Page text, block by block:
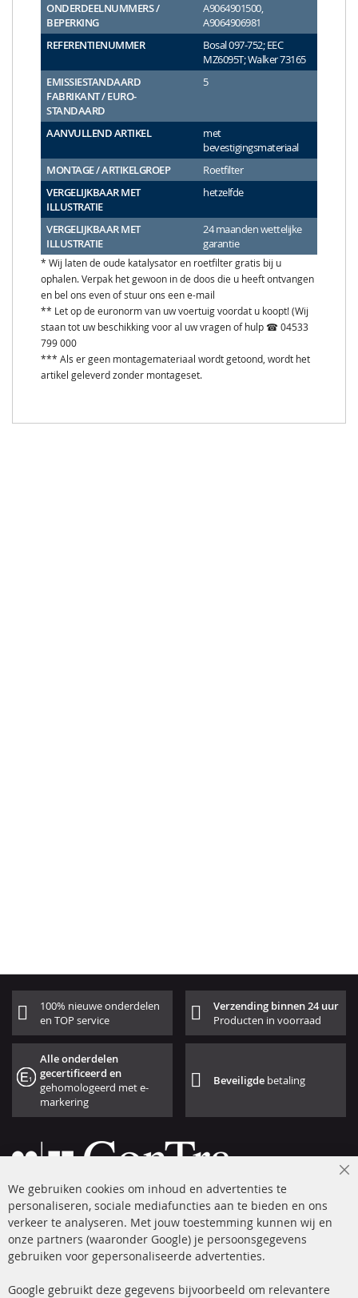
ONDERDEELNUMMERS /
BEPERKING
A9064901500,
A9064906981
REFERENTIENUMMER
Bosal 097-752; EEC
MZ6095T; Walker 73165
EMISSIESTANDAARD
FABRIKANT / EURO-
STANDAARD
5
AANVULLEND ARTIKEL
met
bevestigingsmateriaal
MONTAGE / ARTIKELGROEP
Roetfilter
VERGELIJKBAAR MET
ILLUSTRATIE
hetzelfde
VERGELIJKBAAR MET
ILLUSTRATIE
24 maanden wettelijke
garantie
* Wij laten de oude katalysator en roetfilter gratis bij u
ophalen. Verpak het gewoon in de doos die u heeft ontvangen
en bel ons even of stuur ons een e-mail
** Let op de euronorm van uw voertuig voordat u koopt! (Wij
staan tot uw beschikking voor al uw vragen of hulp ☎ 04533
799 000
*** Als er geen montagemateriaal wordt getoond, wordt het
artikel geleverd zonder montageset.
100% nieuwe onderdelen
en TOP service
Verzending binnen 24 uur
Producten in voorraad
Alle onderdelen
gecertificeerd en
gehomologeerd met e-
markering
Beveiligde betaling
+49 (0) 4533 799 00 0
ma-do: 09-17 u, vr Fr 09-16 u
info@contra-automotive.de
facebook
instagram
We gebruiken cookies om inhoud en advertenties te
personaliseren, sociale mediafuncties aan te bieden en ons
verkeer te analyseren. Met jouw toestemming kunnen wij en
onze partners (waaronder Google) je persoonsgegevens
gebruiken voor gepersonaliseerde advertenties.
Google gebruikt deze gegevens bijvoorbeeld om relevantere